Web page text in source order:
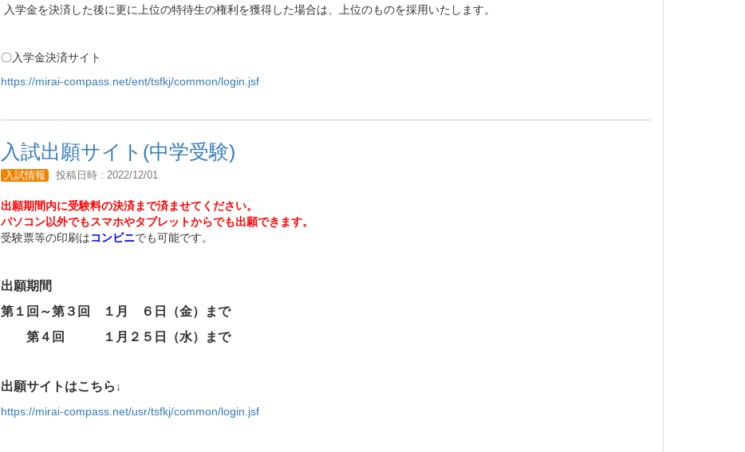
入学金を決済した後に更に上位の特待生の権利を獲得した場合は、上位のものを採用いたします。
〇入学金決済サイト
https://mirai-compass.net/ent/tsfkj/common/login.jsf
入試出願サイト(中学受験)
入試情報 投稿日時 : 2022/12/01
出願期間内に受験料の決済まで済ませてください。
パソコン以外でもスマホやタブレットからでも出願できます。
受験票等の印刷はコンビニでも可能です。
出願期間
第１回～第３回 １月 ６日（金）まで
第４回 １月２５日（水）まで
出願サイトはこちら ↓
https://mirai-compass.net/usr/tsfkj/common/login.jsf